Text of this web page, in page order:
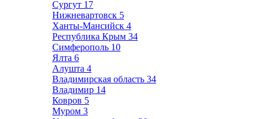
Сургут 17
Нижневартовск 5
Ханты-Мансийск 4
Республика Крым 34
Симферополь 10
Ялта 6
Алушта 4
Владимирская область 34
Владимир 14
Ковров 5
Муром 3